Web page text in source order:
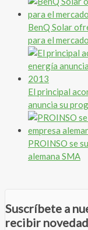
BenQ Solar
para el
El principal
anuncia su
PROINSO se
alemana SMA
Suscríbete a
recibir